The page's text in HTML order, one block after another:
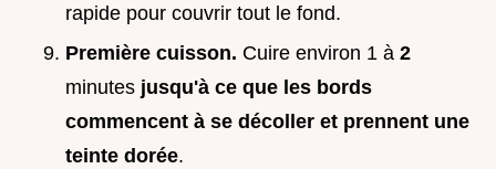
rapide pour couvrir tout le fond.
Première cuisson. Cuire environ 1 à 2
minutes jusqu'à ce que les bords
commencent à se décoller et prennent une
teinte dorée.